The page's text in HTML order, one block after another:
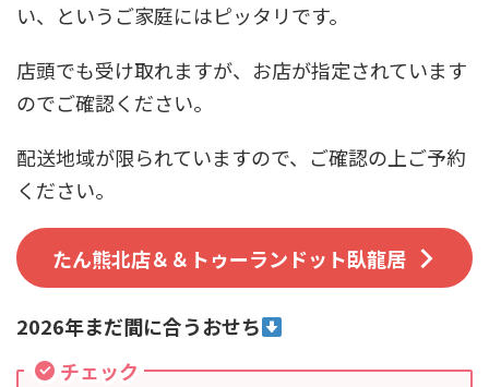
い、というご家庭にはピッタリです。
店頭でも受け取れますが、お店が指定されています
のでご確認ください。
配送地域が限られていますので、ご確認の上ご予約
ください。
たん熊北店＆＆トゥーランドット臥龍居
2026年まだ間に合うおせち
チェック